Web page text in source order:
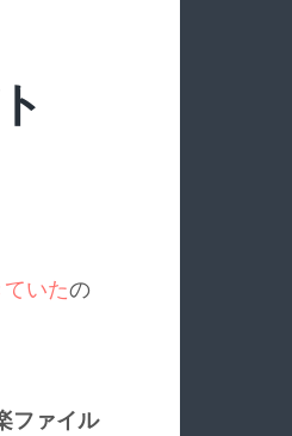
いたの
ファイル